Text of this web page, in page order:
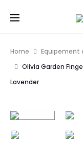
Home Equipement
Olivia Garden
Lavender